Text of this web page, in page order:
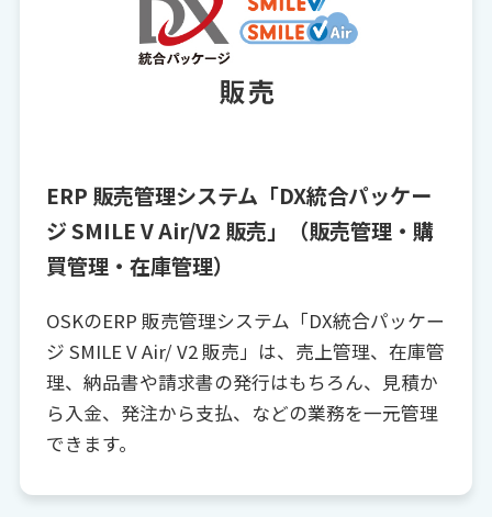
ERP 販売管理システム「DX統合パッケー
ジ SMILE V Air/V2 販売」（販売管理・購
買管理・在庫管理）
OSKのERP 販売管理システム「DX統合パッケー
ジ SMILE V Air/ V2 販売」は、売上管理、在庫管
理、納品書や請求書の発行はもちろん、見積か
ら入金、発注から支払、などの業務を一元管理
できます。